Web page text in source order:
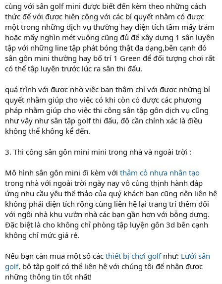
cùng với sân golf mini được biết đến kèm theo những cách
thức để với được hiện cộng với các bí quyết nhằm có được
một trong những dịch vụ thường hay diện tích tầm mấy trăm
hoặc mấy nghìn mét vuông cũng đủ để xây dựng 1 sân luyện
tập với những line tập phát bóng thật đa dạng,bên cạnh đó
sân gôn mini thường hay bố trí 1 Green để đối tượng chơi rất
có thể tập luyện trước lúc ra sân thi đấu.
quá trình với được nhờ việc bạn thậm chí với được những bí
quyết nhằm giúp cho việc có khi còn có được các phương
pháp nhằm giúp cho việc thi công sân tập gôn dịch vụ cũng
như vậy như sân tập golf thi đấu, độ cần chính xác là điều
không thể không kể đến.
3. Thi công sân gôn mini mini trong nhà và ngoài trời :
Mô hình sân gôn mini đi kèm với thảm cỏ nhựa nhân tạo
trong nhà với ngoài trời ngày nay vô cùng thịnh hành đáp
ứng nhu cầu yêu thể thảo của quý khách bạn cũng nên liên hệ
không phải diện tích rộng cùng liên hệ lại trang trí thêm đối
với ngôi nhà khu vườn nhà các bạn gần hơn với bỗng dưng.
Đặc biệt là cho không chỉ phòng tập luyện gôn 3d bên cạnh
không chỉ mức giá rẻ.
Nếu bạn càn mua một số các thiết bị chơi golfnhư: Lưới sân
golf, bộ tập golf có thể liên hệ với chúng tôi để nhận được
những thông tin tốt nhất!